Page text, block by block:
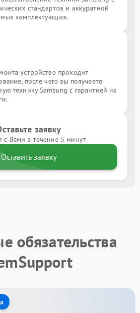
стандартов и аккуратной
комплектующих.
устройство проходит
после чего вы получаете
технику Samsung с гарантией на
заявку
с Вами в течение 5 минут
Оставить заявку
обязательства